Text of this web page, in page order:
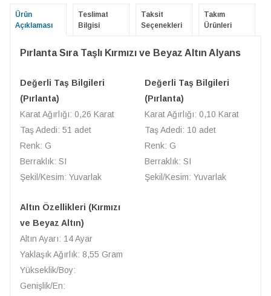
Ürün
Açıklaması
Teslimat
Bilgisi
Taksit
Seçenekleri
Takım
Ürünleri
Pırlanta Sıra Taşlı Kırmızı ve Beyaz Altın Alyans
Değerli Taş Bilgileri
(Pırlanta)
Karat Ağırlığı: 0,26 Karat
Taş Adedi: 51 adet
Renk: G
Berraklık: SI
Şekil/Kesim: Yuvarlak
Değerli Taş Bilgileri
(Pırlanta)
Karat Ağırlığı: 0,10 Karat
Taş Adedi: 10 adet
Renk: G
Berraklık: SI
Şekil/Kesim: Yuvarlak
Altın Özellikleri (Kırmızı
ve Beyaz Altın)
Altın Ayarı: 14 Ayar
Yaklaşık Ağırlık: 8,55 Gram
Yükseklik/Boy:
Genişlik/En: